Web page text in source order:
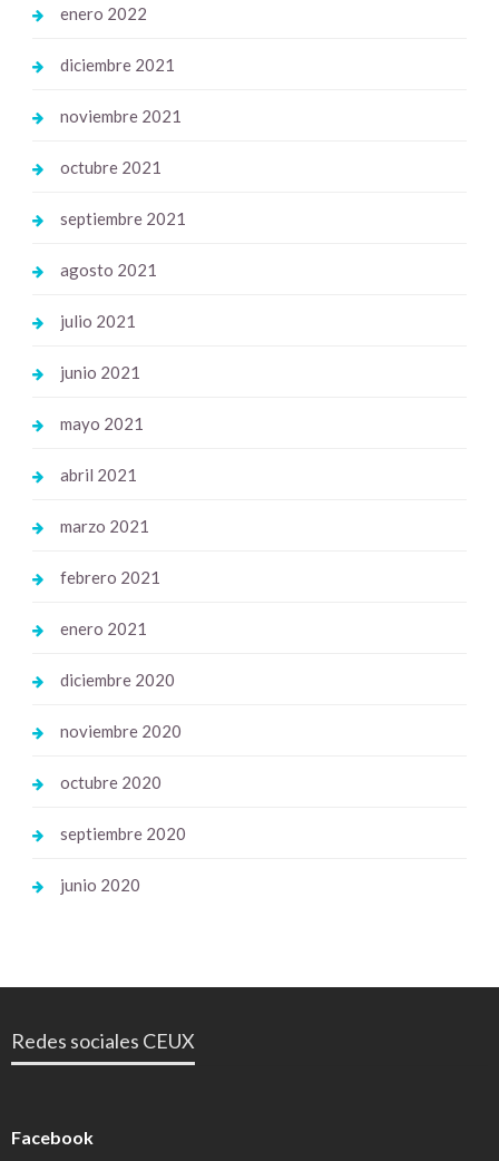
enero 2022
diciembre 2021
noviembre 2021
octubre 2021
septiembre 2021
agosto 2021
julio 2021
junio 2021
mayo 2021
abril 2021
marzo 2021
febrero 2021
enero 2021
diciembre 2020
noviembre 2020
octubre 2020
septiembre 2020
junio 2020
Redes sociales CEUX
Facebook